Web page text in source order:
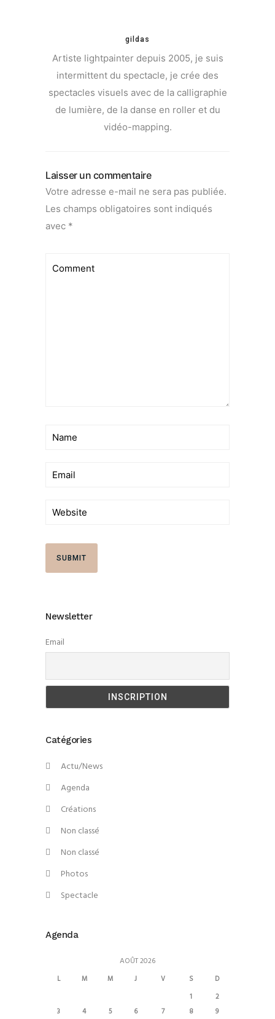
gildas
Artiste lightpainter depuis 2005, je suis
intermittent du spectacle, je crée des
spectacles visuels avec de la calligraphie
de lumière, de la danse en roller et du
vidéo-mapping.
Laisser un commentaire
Votre adresse e-mail ne sera pas publiée.
Les champs obligatoires sont indiqués
avec *
Newsletter
Email
Catégories
Actu/News
Agenda
Créations
Non classé
Non classé
Photos
Spectacle
Agenda
AOÛT 2026
L M M J V S
D
1
2
3
4 5 6 7 8 9